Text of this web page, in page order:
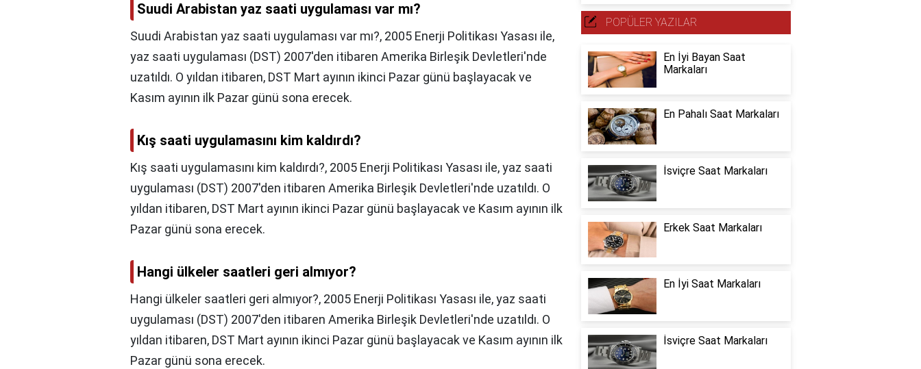
Suudi Arabistan yaz saati uygulaması var mı?
Suudi Arabistan yaz saati uygulaması var mı?, 2005 Enerji Politikası Yasası ile,
yaz saati uygulaması (DST) 2007'den itibaren Amerika Birleşik Devletleri'nde
uzatıldı. O yıldan itibaren, DST Mart ayının ikinci Pazar günü başlayacak ve
Kasım ayının ilk Pazar günü sona erecek.
Kış saati uygulamasını kim kaldırdı?
Kış saati uygulamasını kim kaldırdı?, 2005 Enerji Politikası Yasası ile, yaz saati
uygulaması (DST) 2007'den itibaren Amerika Birleşik Devletleri'nde uzatıldı. O
yıldan itibaren, DST Mart ayının ikinci Pazar günü başlayacak ve Kasım ayının ilk
Pazar günü sona erecek.
Hangi ülkeler saatleri geri almıyor?
Hangi ülkeler saatleri geri almıyor?, 2005 Enerji Politikası Yasası ile, yaz saati
uygulaması (DST) 2007'den itibaren Amerika Birleşik Devletleri'nde uzatıldı. O
yıldan itibaren, DST Mart ayının ikinci Pazar günü başlayacak ve Kasım ayının ilk
Pazar günü sona erecek.
POPÜLER YAZILAR
En İyi Bayan Saat
Markaları
En Pahalı Saat Markaları
İsviçre Saat Markaları
Erkek Saat Markaları
En İyi Saat Markaları
İsviçre Saat Markaları